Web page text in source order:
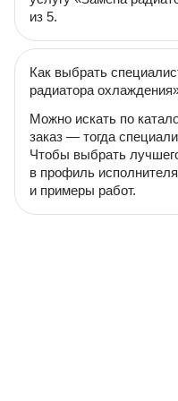
из 5.
Как выбрать
радиатора
Можно искать по
заказ — тогда
Чтобы выбрать
в профиль
и примеры работ.